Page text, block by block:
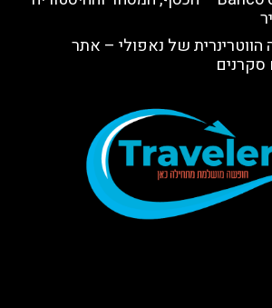
הווטרינרית של נאפולי – אתר
סקרנים